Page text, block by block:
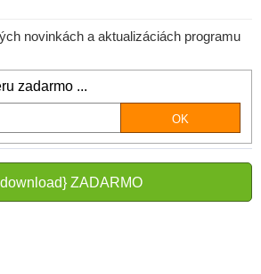
novinkách a aktualizáciách programu
zadarmo ...
ZADARMO